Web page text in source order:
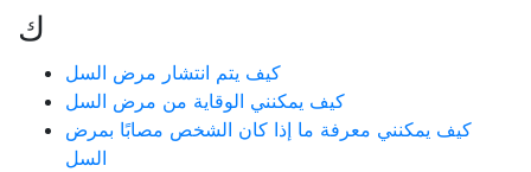
ك
كيف يتم انتشار مرض السل
كيف يمكنني الوقاية من مرض السل
كيف يمكنني معرفة ما إذا كان الشخص مصابًا بمرض
السل